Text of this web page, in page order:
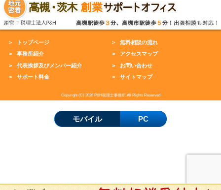
トップページ
事務所紹介
代表挨拶及びメンバー紹介
サポート料金
無料相談の流れ
アクセスマップ
お問い合わせ
サイトマップ
Copyright (C) 2026 P&H税理士事務所 All Rights Reserved
モバイル PC